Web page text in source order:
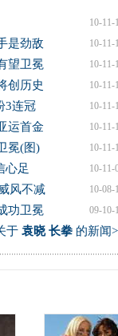
10-11-
10-11-
是劲敌
10-11-
望卫冕
10-11-
创历史
10-11-
3连冠
10-11-
运首金
10-11-
冕(图)
10-11-
心足
10-08-
风不减
09-10-
功卫冕
于 袁晓 长拳的新闻